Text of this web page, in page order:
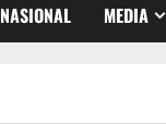
NASIONAL MEDIA